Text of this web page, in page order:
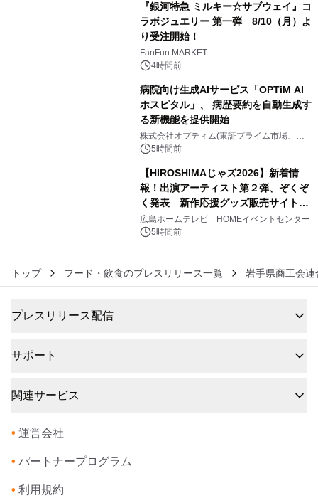
『銀河特急 ミルキー☆サブウェイ』コ
ラボジュエリー 第一弾 8/10（月）よ
り受注開始！
FanFun MARKET
4時間前
病院向け生成AIサービス「OPTiM AI
ホスピタル」、 病歴要約を自動生成す
る新機能を提供開始
株式会社オプティム(東証プライム市場、コ
ード：3694)
5時間前
【HIROSHIMAじゃズ2026】新着情
報！出演アーティスト第２弾、ぞくぞ
く発表 新作応援グッズ販売サイトも
同時オープンします！
広島ホームテレビ HOMEイベントセンター
5時間前
トップ フード・飲食のプレスリリース一覧 岩手県商工会連
プレスリリース配信
サポート
関連サービス
• 運営会社
• パートナープログラム
• 利用規約